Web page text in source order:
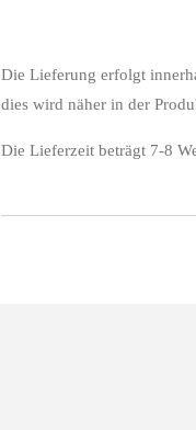
Die Lieferung erfolgt
dies wird näher in der
Die Lieferzeit beträgt 7-8